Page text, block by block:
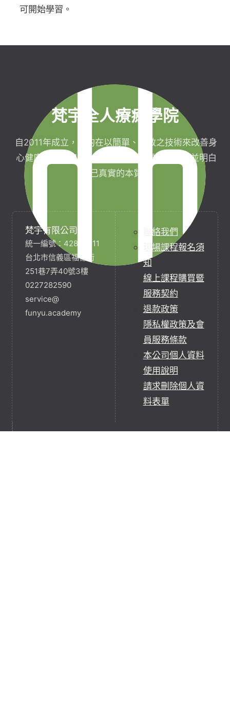
可開始學習。
梵宇全人療癒學院
自2011年成立，目的在以簡單、有效之技術來改善身
心健康，協助完成生命目標與實現靈性生活，並明白
自己真實的本質。
梵宇有限公司
統一編號：42854211
台北市信義區福德街
251巷7弄40號3樓
0227282590
service@
funyu.academy
聯絡我們
現場課程報名須
知
線上課程購買暨
服務契約
退款政策
隱私權政策及會
員服務條款
本公司個人資料
使用說明
請求刪除個人資
料表單